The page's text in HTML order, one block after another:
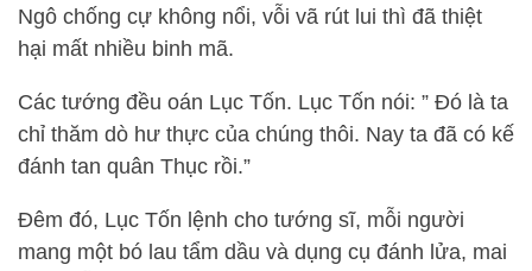
Ngô chống cự không nổi, vỗi vã rút lui thì đã thiệt
hại mất nhiều binh mã.
Các tướng đều oán Lục Tốn. Lục Tốn nói: ” Đó là ta
chỉ thăm dò hư thực của chúng thôi. Nay ta đã có kế
đánh tan quân Thục rồi.”
Đêm đó, Lục Tốn lệnh cho tướng sĩ, mỗi người
mang một bó lau tẩm dầu và dụng cụ đánh lửa, mai